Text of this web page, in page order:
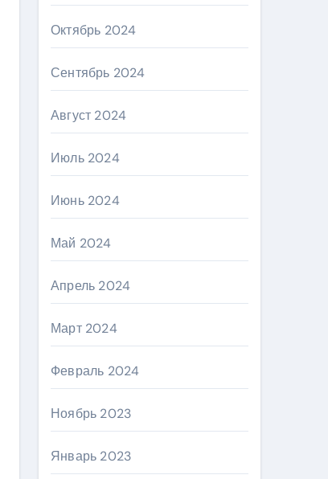
Октябрь 2024
Сентябрь 2024
Август 2024
Июль 2024
Июнь 2024
Май 2024
Апрель 2024
Март 2024
Февраль 2024
Ноябрь 2023
Январь 2023